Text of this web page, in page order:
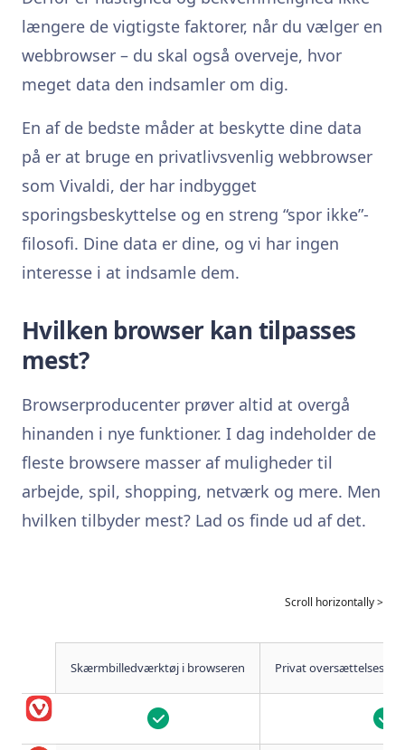
længere de vigtigste faktorer, når du vælger en
webbrowser – du skal også overveje, hvor
meget data den indsamler om dig.
En af de bedste måder at beskytte dine data
på er at bruge en privatlivsvenlig webbrowser
som Vivaldi, der har indbygget
sporingsbeskyttelse og en streng “spor ikke”-
filosofi. Dine data er dine, og vi har ingen
interesse i at indsamle dem.
Hvilken browser kan tilpasses
mest?
Browserproducenter prøver altid at overgå
hinanden i nye funktioner. I dag indeholder de
fleste browsere masser af muligheder til
arbejde, spil, shopping, netværk og mere. Men
hvilken tilbyder mest? Lad os finde ud af det.
Skærmbilledværktøj i browseren Privat